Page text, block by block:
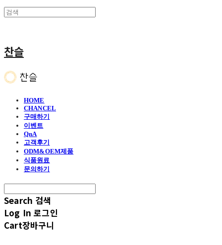
찬슬
HOME
CHANCEL
구매하기
이벤트
QnA
고객후기
ODM&OEM제품
식품원료
문의하기
Search 검색
Log In 로그인
Cart장바구니